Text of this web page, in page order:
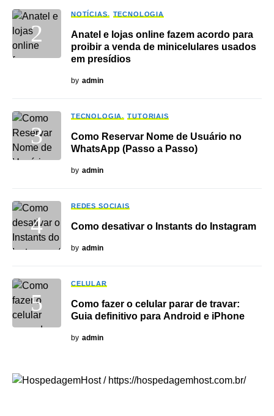
NOTÍCIAS TECNOLOGIA
Anatel e lojas online fazem acordo para
proibir a venda de minicelulares usados
em presídios
by admin
TECNOLOGIA TUTORIAIS
Como Reservar Nome de Usuário no
WhatsApp (Passo a Passo)
by admin
REDES SOCIAIS
Como desativar o Instants do Instagram
by admin
CELULAR
Como fazer o celular parar de travar:
Guia definitivo para Android e iPhone
by admin